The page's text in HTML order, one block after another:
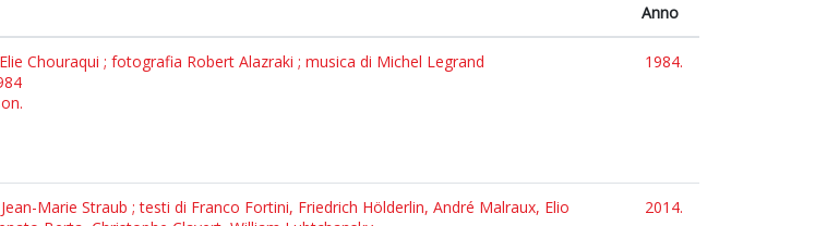
Anno
Chouraqui ; fotografia Robert Alazraki ; musica di Michel Legrand
1984.
Marie Straub ; testi di Franco Fortini, Friedrich Hölderlin, André Malraux, Elio
2014.